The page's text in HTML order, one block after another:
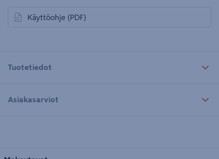
Käyttöohje (PDF)
avautuu uuteen välilehteen
Tuotetiedot
Asiakasarviot